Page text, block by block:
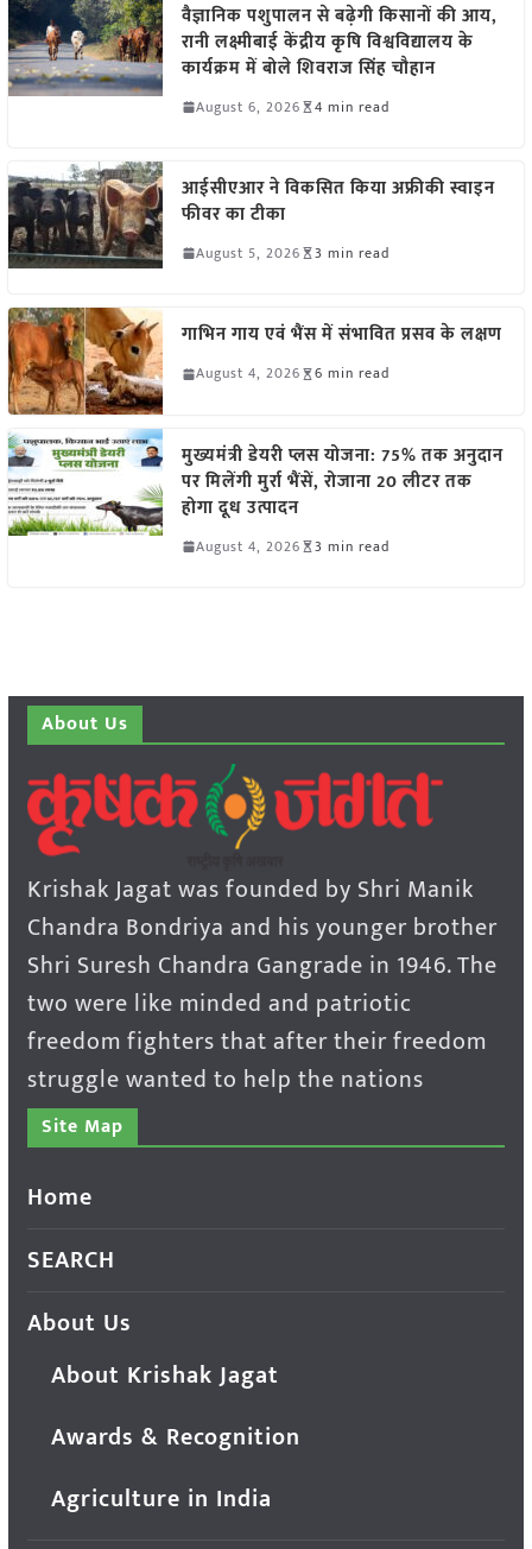
वैज्ञानिक पशुपालन से बढ़ेगी किसानों की आय,
रानी लक्ष्मीबाई केंद्रीय कृषि विश्वविद्यालय के
कार्यक्रम में बोले शिवराज सिंह चौहान
August 6, 2026 4 min read
आईसीएआर ने विकसित किया अफ्रीकी स्वाइन
फीवर का टीका
August 5, 2026 3 min read
गाभिन गाय एवं भैंस में संभावित प्रसव के लक्षण
August 4, 2026 6 min read
मुख्यमंत्री डेयरी प्लस योजना: 75% तक अनुदान
पर मिलेंगी मुर्रा भैंसें, रोजाना 20 लीटर तक
होगा दूध उत्पादन
August 4, 2026 3 min read
About Us
Krishak Jagat was founded by Shri Manik
Chandra Bondriya and his younger brother
Shri Suresh Chandra Gangrade in 1946. The
two were like minded and patriotic
freedom fighters that after their freedom
struggle wanted to help the nations
Site Map
Home
SEARCH
About Us
About Krishak Jagat
Awards & Recognition
Agriculture in India